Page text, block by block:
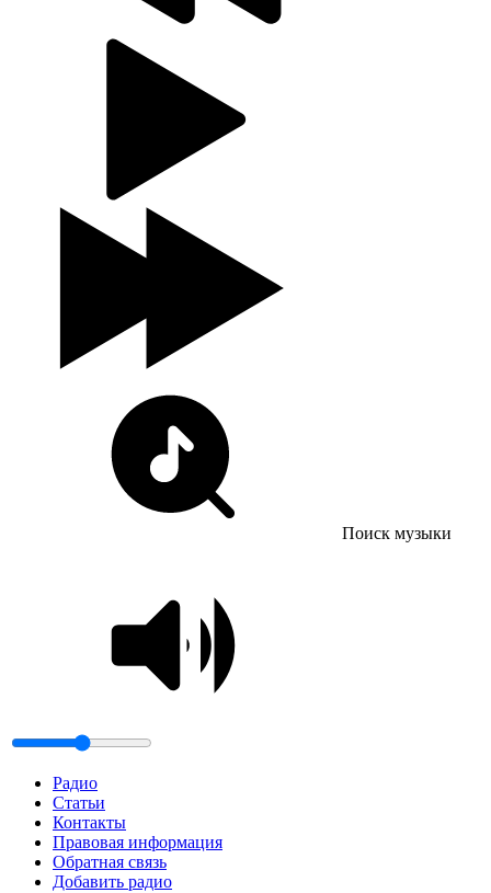
Поиск музыки
Радио
Статьи
Контакты
Правовая информация
Обратная связь
Добавить радио